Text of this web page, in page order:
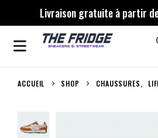
Livraison gratuite à partir
ACCUEIL SHOP CHAUSSURES,